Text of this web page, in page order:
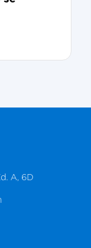
A, 6D